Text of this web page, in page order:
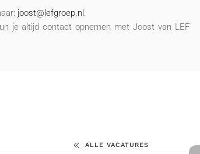
joost@lefgroep.nl .
je altijd contact opnemen met Joost van LEF
ALLE VACATURES